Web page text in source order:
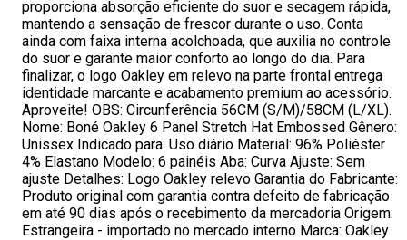
proporciona absorção eficiente do suor e secagem rápida,
mantendo a sensação de frescor durante o uso. Conta
ainda com faixa interna acolchoada, que auxilia no controle
do suor e garante maior conforto ao longo do dia. Para
finalizar, o logo Oakley em relevo na parte frontal entrega
identidade marcante e acabamento premium ao acessório.
Aproveite! OBS: Circunferência 56CM (S/M)/58CM (L/XL).
Nome: Boné Oakley 6 Panel Stretch Hat Embossed Gênero:
Unissex Indicado para: Uso diário Material: 96% Poliéster
4% Elastano Modelo: 6 painéis Aba: Curva Ajuste: Sem
ajuste Detalhes: Logo Oakley relevo Garantia do Fabricante:
Produto original com garantia contra defeito de fabricação
em até 90 dias após o recebimento da mercadoria Origem:
Estrangeira - importado no mercado interno Marca: Oakley